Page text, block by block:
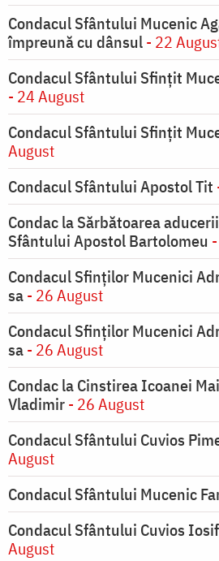
Condacul Sfântului Mucenic
împreună cu dânsul- 22
Condacul Sfântului Sfinţit
- 24 August
Condacul Sfântului Sfinţit
August
Condacul Sfântului Apostol Tit
Condac la Sărbătoarea
Sfântului Apostol Bartolomeu
Condacul Sfinţilor Mucenici
sa- 26 August
Condacul Sfinţilor Mucenici
sa- 26 August
Condac la Cinstirea Icoanei
Vladimir- 26 August
Condacul Sfântului Cuvios
August
Condacul Sfântului Mucenic
Condacul Sfântului Cuvios
August